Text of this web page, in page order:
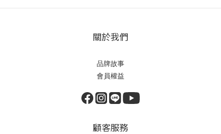
關於我們
品牌故事
會員權益
顧客服務